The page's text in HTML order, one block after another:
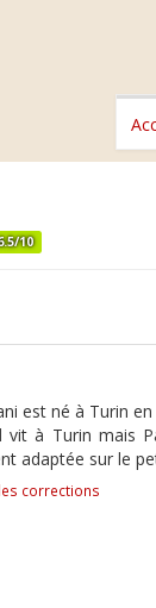
10
est né à Turin
vit à Turin mais
adaptée sur le
corrections